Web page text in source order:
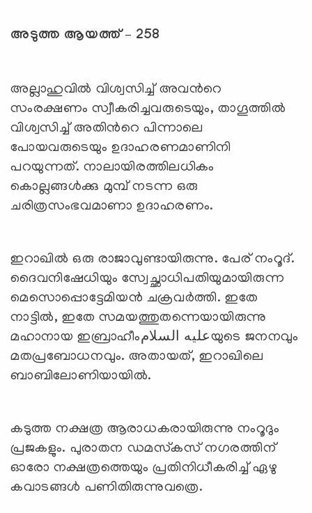
അടുത്ത ആയത്ത് – 258
അല്ലാഹുവില്‍ വിശ്വസിച്ച് അവന്‍റെ
സംരക്ഷണം സ്വീകരിച്ചവരുടെയും, താഗൂത്തില്‍
വിശ്വസിച്ച് അതിന്‍റെ പിന്നാലെ
പോയവരുടെയും ഉദാഹരണമാണിനി
പറയുന്നത്. നാലായിരത്തിലധികം
കൊല്ലങ്ങള്‍ക്കു മുമ്പ് നടന്ന ഒരു
ചരിത്രസംഭവമാണാ ഉദാഹരണം.
ഇറാഖില്‍ ഒരു രാജാവുണ്ടായിരുന്നു. പേര് നംറൂദ്.
ദൈവനിഷേധിയും സ്വേച്ഛാധിപതിയുമായിരുന്ന
മെസൊപ്പൊട്ടേമിയന്‍ ചക്രവര്‍ത്തി. ഇതേ
നാട്ടില്‍, ഇതേ സമയത്തുതന്നെയായിരുന്നു
മഹാനായ ഇബ്രാഹീംعليه السلامയുടെ ജനനവും
മതപ്രബോധനവും. അതായത്, ഇറാഖിലെ
ബാബിലോണിയായില്‍.
കടുത്ത നക്ഷത്ര ആരാധകരായിരുന്നു നംറൂദും
പ്രജകളും. പുരാതന ഡമസ്‌കസ് നഗരത്തിന്
ഓരോ നക്ഷത്രത്തെയും പ്രതിനിധീകരിച്ച് ഏഴു
കവാടങ്ങള്‍ പണിതിരുന്നുവത്രെ.